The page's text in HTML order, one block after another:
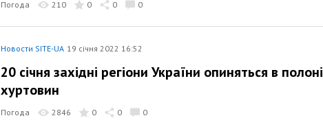
Погода 210 0 0 0
Новости SITE-UA 19 січня 2022 16:52
20 січня західні регіони України опиняться в полоні
хуртовин
Погода 2846 0 0 0